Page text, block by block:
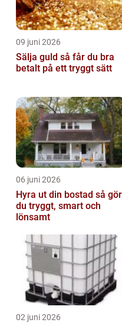
09 juni 2026
Sälja guld så får du bra
betalt på ett tryggt sätt
06 juni 2026
Hyra ut din bostad så gör
du tryggt, smart och
lönsamt
02 juni 2026